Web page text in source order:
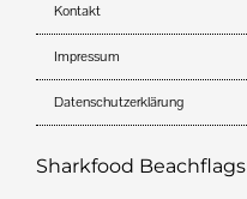
Kontakt
Impressum
Datenschutzerklärung
Sharkfood Beachflags